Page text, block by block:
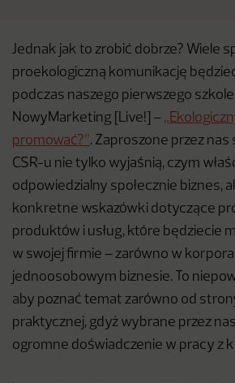
Jednak jak to zrobić dobrze? Wiele
proekologiczną komunikację
podczas naszego pierwszego
NowyMarketing [Live!] –
promować?”. Zaproszone przez nas
CSR-u nie tylko wyjaśnią, czym
odpowiedzialny społecznie biznes,
konkretne wskazówki dotyczące
produktów i usług, które będziecie
w swojej firmie – zarówno w
jednoosobowym biznesie. To
aby poznać temat zarówno od
praktycznej, gdyż wybrane przez
ogromne doświadczenie w pracy z